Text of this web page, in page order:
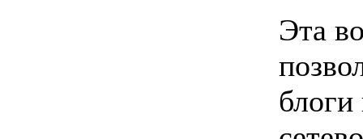
Эта
блоги